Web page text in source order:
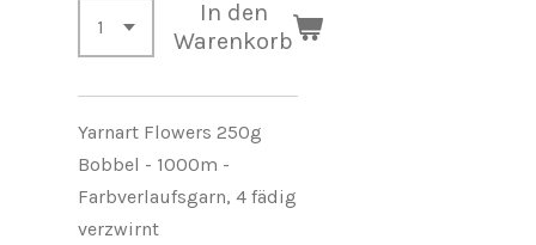
In den
Warenkorb
Yarnart Flowers 250g
Bobbel - 1000m -
Farbverlaufsgarn, 4 fädig
verzwirnt